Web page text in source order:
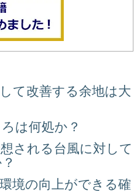
て改善する余地は大
は何処か？
される台風に対して
境の向上ができる確